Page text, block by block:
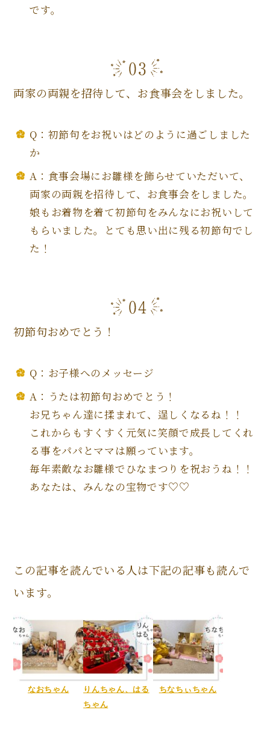
です。
両家の両親を招待して、お食事会をしました。
Q：初節句をお祝いはどのように過ごしました
か
A：食事会場にお雛様を飾らせていただいて、
両家の両親を招待して、お食事会をしました。
娘もお着物を着て初節句をみんなにお祝いして
もらいました。とても思い出に残る初節句でし
た！
初節句おめでとう！
Q：お子様へのメッセージ
A：うたは初節句おめでとう！
お兄ちゃん達に揉まれて、逞しくなるね！！
これからもすくすく元気に笑顔で成長してくれ
る事をパパとママは願っています。
毎年素敵なお雛様でひなまつりを祝おうね！！
あなたは、みんなの宝物です♡♡
この記事を読んでいる人は下記の記事も読んで
います。
なおちゃん
りんちゃん、はる
ちゃん
ちなちぃちゃん